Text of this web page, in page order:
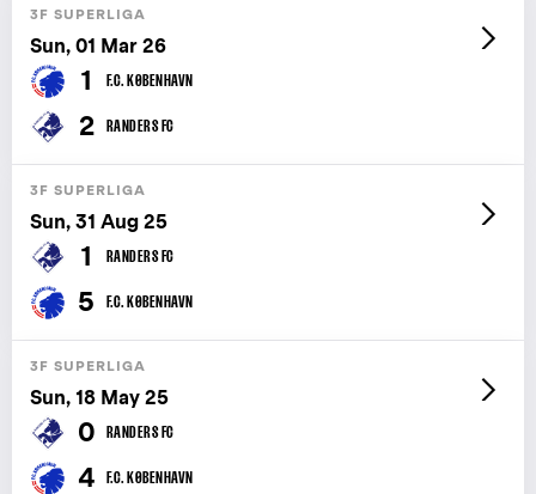
3F SUPERLIGA
Sun, 01 Mar 26
1 F.C. KØBENHAVN
2 RANDERS FC
3F SUPERLIGA
Sun, 31 Aug 25
1 RANDERS FC
5 F.C. KØBENHAVN
3F SUPERLIGA
Sun, 18 May 25
0 RANDERS FC
4 F.C. KØBENHAVN